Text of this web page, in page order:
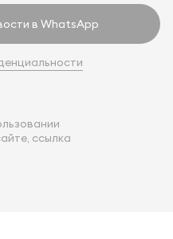
в WhatsApp
ссылка